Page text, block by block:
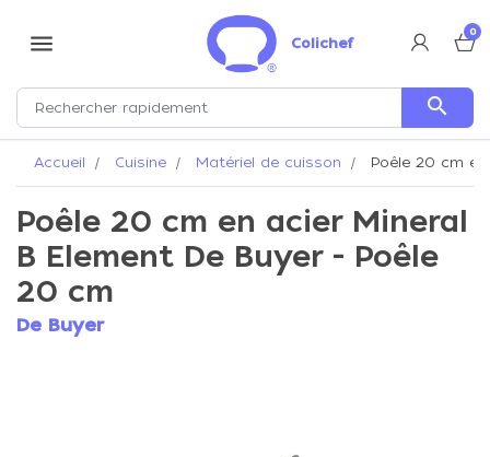
menu Colichef
0
search
Accueil Cuisine Matériel de cuisson Poêle 20 cm
Poêle 20 cm en acier Mineral
B Element De Buyer - Poêle
20 cm
De Buyer